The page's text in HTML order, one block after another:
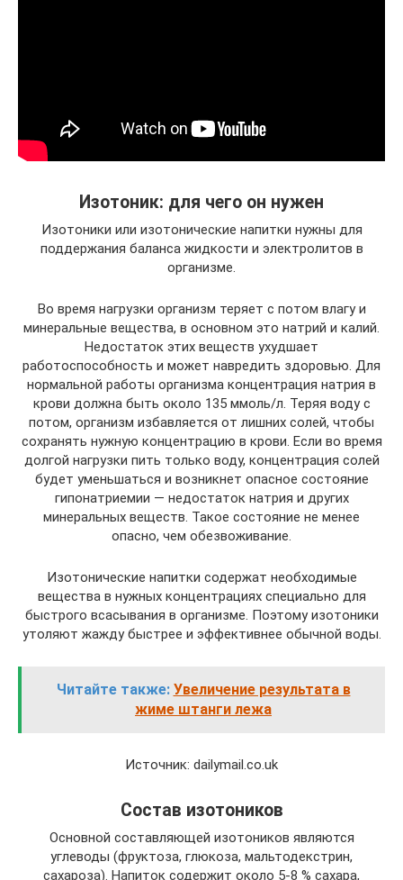
Изотоник: для чего он нужен
Изотоники или изотонические напитки нужны для
поддержания баланса жидкости и электролитов в
организме.
Во время нагрузки организм теряет с потом влагу и
минеральные вещества, в основном это натрий и калий.
Недостаток этих веществ ухудшает
работоспособность и может навредить здоровью. Для
нормальной работы организма концентрация натрия в
крови должна быть около 135 ммоль/л. Теряя воду с
потом, организм избавляется от лишних солей, чтобы
сохранять нужную концентрацию в крови. Если во время
долгой нагрузки пить только воду, концентрация солей
будет уменьшаться и возникнет опасное состояние
гипонатриемии — недостаток натрия и других
минеральных веществ. Такое состояние не менее
опасно, чем обезвоживание.
Изотонические напитки содержат необходимые
вещества в нужных концентрациях специально для
быстрого всасывания в организме. Поэтому изотоники
утоляют жажду быстрее и эффективнее обычной воды.
Читайте также: Увеличение результата в
жиме штанги лежа
Источник: dailymail.co.uk
Состав изотоников
Основной составляющей изотоников являются
углеводы (фруктоза, глюкоза, мальтодекстрин,
сахароза). Напиток содержит около 5-8 % сахара,